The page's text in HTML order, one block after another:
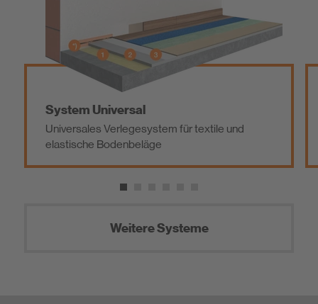
System Universal
Universales Verlegesystem für textile und
elastische Bodenbeläge
Weitere Systeme